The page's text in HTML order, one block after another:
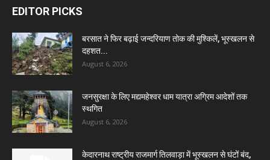
EDITOR PICKS
बरसात ने फिर बढ़ाई जन्दरियाण तोक की मुश्किलें, भूस्खलन से
दहशत...
August 6, 2026
जनसुरक्षा के लिए मद्यमहेश्वर धाम यात्रा अग्रिम आदेशों तक
स्थगित
August 6, 2026
केदारनाथ राष्ट्रीय राजमार्ग तिलवाड़ा में भूस्खलन से घंटों बंद,